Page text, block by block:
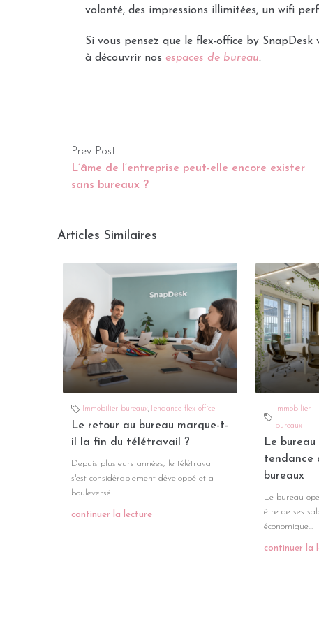
volonté, des impressions illimitées, un wifi
Si vous pensez que le flex-office by
à découvrir nos espaces de bureau.
Prev Post
L’âme de l’entreprise peut-elle encore exister
sans bureaux ?
Articles Similaires
Immobilier bureaux, Tendance flex office
Le retour au bureau marque-t-
il la fin du télétravail ?
Depuis plusieurs années, le télétravail
s'est considérablement développé et a
bouleversé...
continuer la lecture
Immobilier
bureaux
Le bureau
tendance
bureaux
Le bureau
être de ses
économique...
continuer la